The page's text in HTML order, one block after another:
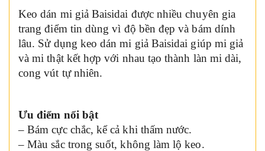
Keo dán mi giả Baisidai được nhiều chuyên gia
trang điểm tin dùng vì độ bền đẹp và bám dính
lâu. Sử dụng keo dán mi giả Baisidai giúp mi giả
và mi thật kết hợp với nhau tạo thành làn mi dài,
cong vút tự nhiên.
Ưu điểm nổi bật
– Bám cực chắc, kể cả khi thấm nước.
– Màu sắc trong suốt, không làm lộ keo.